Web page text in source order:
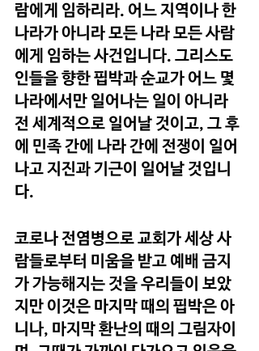
람에게 임하리라. 어느 지역이나 한
나라가 아니라 모든 나라 모든 사람
에게 임하는 사건입니다. 그리스도
인들을 향한 핍박과 순교가 어느 몇
나라에서만 일어나는 일이 아니라
전 세계적으로 일어날 것이고, 그 후
에 민족 간에 나라 간에 전쟁이 일어
나고 지진과 기근이 일어날 것입니
다.
코로나 전염병으로 교회가 세상 사
람들로부터 미움을 받고 예배 금지
가 가능해지는 것을 우리들이 보았
지만 이것은 마지막 때의 핍박은 아
니나, 마지막 환난의 때의 그림자이